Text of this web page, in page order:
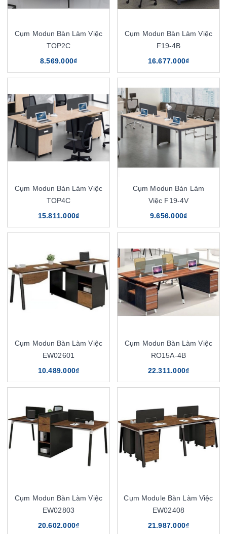
Cụm Modun Bàn Làm Việc
TOP2C
8.569.000₫
Cụm Modun Bàn Làm Việc
F19-4B
16.677.000₫
Cụm Modun Bàn Làm Việc
TOP4C
15.811.000₫
Cụm Modun Bàn Làm
Việc F19-4V
9.656.000₫
Cụm Modun Bàn Làm Việc
EW02601
10.489.000₫
Cụm Modun Bàn Làm Việc
RO15A-4B
22.311.000₫
Cụm Modun Bàn Làm Việc
EW02803
20.602.000₫
Cụm Module Bàn Làm Việc
EW02408
21.987.000₫